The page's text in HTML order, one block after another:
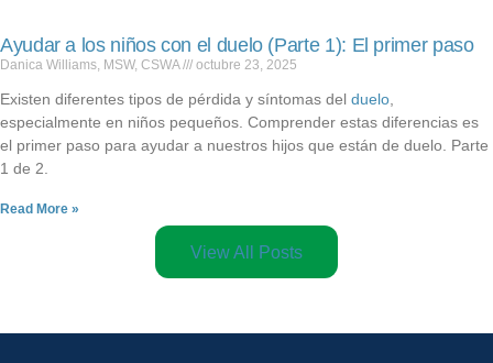
Ayudar a los niños con el duelo (Parte 1): El primer paso
Danica Williams, MSW, CSWA octubre 23, 2025
Existen diferentes tipos de pérdida y síntomas del duelo
especialmente en niños pequeños. Comprender estas diferencias es
el primer paso para ayudar a nuestros hijos que están de duelo. Parte
1 de 2.
Read More »
View All Posts